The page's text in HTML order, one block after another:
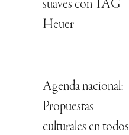
suaves con TAG
Heuer
Agenda nacional:
Propuestas
culturales en todos